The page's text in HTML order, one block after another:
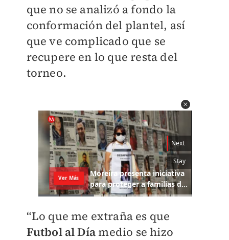
que no se analizó a fondo la
conformación del plantel, así
que ve complicado que se
recupere en lo que resta del
torneo.
“Lo que me extraña es que
Futbol al Díamedio se hizo